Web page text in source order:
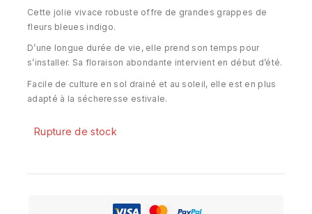
Cette jolie vivace robuste offre de grandes grappes de
fleurs bleues indigo.
D’une longue durée de vie, elle prend son temps pour
s’installer. Sa floraison abondante intervient en début d’été.
Facile de culture en sol drainé et au soleil, elle est en plus
adapté à la sécheresse estivale.
Rupture de stock